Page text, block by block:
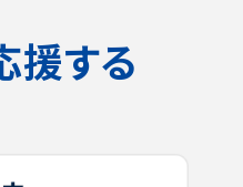
援する